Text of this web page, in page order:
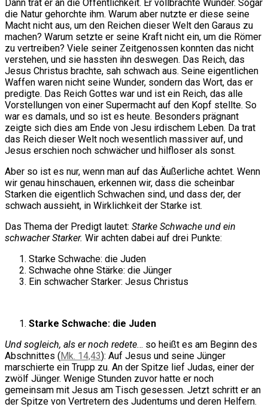
Dann trat er an die Öffentlichkeit. Er vollbrachte Wunder. Sogar
die Natur gehorchte ihm. Warum aber nutzte er diese seine
Macht nicht aus, um den Reichen dieser Welt den Garaus zu
machen? Warum setzte er seine Kraft nicht ein, um die Römer
zu vertreiben? Viele seiner Zeitgenossen konnten das nicht
verstehen, und sie hassten ihn deswegen. Das Reich, das
Jesus Christus brachte, sah schwach aus. Seine eigentlichen
Waffen waren nicht seine Wunder, sondern das Wort, das er
predigte. Das Reich Gottes war und ist ein Reich, das alle
Vorstellungen von einer Supermacht auf den Kopf stellte. So
war es damals, und so ist es heute. Besonders prägnant
zeigte sich dies am Ende von Jesu irdischem Leben. Da trat
das Reich dieser Welt noch wesentlich massiver auf, und
Jesus erschien noch schwächer und hilfloser als sonst.
Aber so ist es nur, wenn man auf das Äußerliche achtet. Wenn
wir genau hinschauen, erkennen wir, dass die scheinbar
Starken die eigentlich Schwachen sind, und dass der, der
schwach aussieht, in Wirklichkeit der Starke ist.
Das Thema der Predigt lautet: Starke Schwache und ein
schwacher Starker. Wir achten dabei auf drei Punkte:
Starke Schwache: die Juden
Schwache ohne Stärke: die Jünger
Ein schwacher Starker: Jesus Christus
Starke Schwache: die Juden
Und sogleich, als er noch redete… so heißt es am Beginn des
Abschnittes (Mk. 14,43): Auf Jesus und seine Jünger
marschierte ein Trupp zu. An der Spitze lief Judas, einer der
zwölf Jünger. Wenige Stunden zuvor hatte er noch
gemeinsam mit Jesus am Tisch gesessen. Jetzt schritt er an
der Spitze von Vertretern des Judentums und deren Helfern.